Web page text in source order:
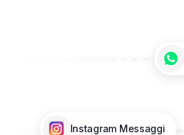
Instagram Messaggi